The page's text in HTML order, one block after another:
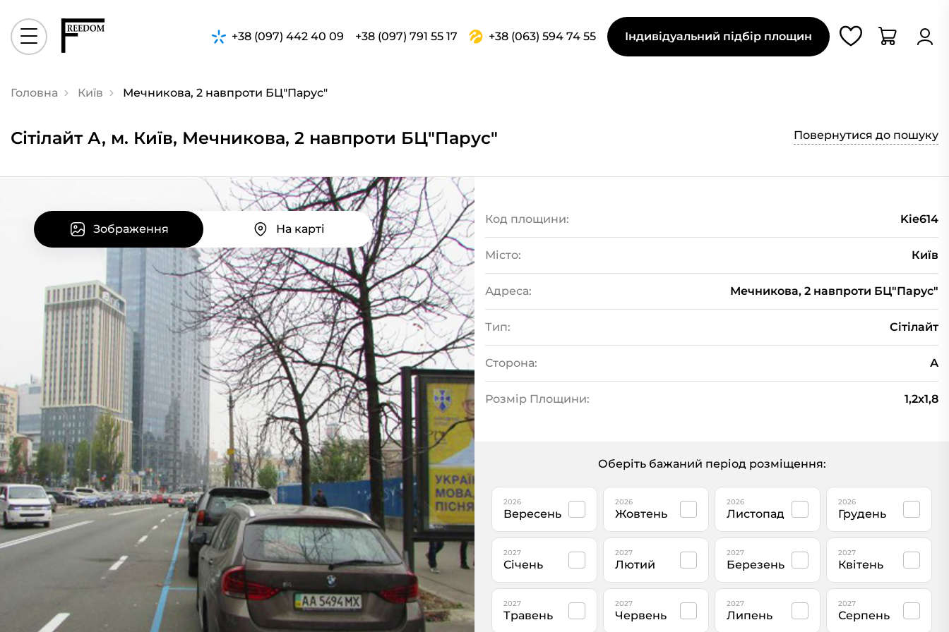
+38 (097) 442 40 09 +38 (097) 791 55 17 +38 (063) 594 74 55 Індивідуальний підбір площин
Головна Київ Мечникова, 2 навпроти БЦ"Парус"
Сiтiлайт А, м. Київ, Мечникова, 2 навпроти БЦ"Парус" Повернутися до пошуку
Зображення На карті
Код площини: Kie614
Місто: Київ
Адреса: Мечникова, 2 навпроти БЦ"Парус"
Тип: Сiтiлайт
Сторона: А
Розмір Площини: 1,2x1,8
Оберіть бажаний період розміщення:
2026
Вересень
2026
Жовтень
2026
Листопад
2026
Грудень
2027
Січень
2027
Лютий
2027
Березень
2027
Квітень
2027
Травень
2027
Червень
2027
Липень
2027
Серпень